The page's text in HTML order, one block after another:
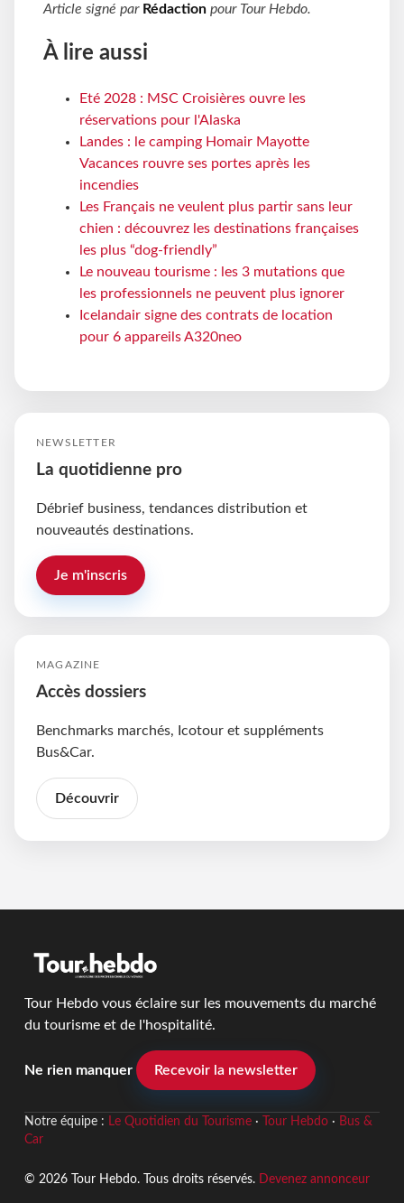
Article signé par Rédaction pour Tour Hebdo.
À lire aussi
Eté 2028 : MSC Croisières ouvre les
réservations pour l'Alaska
Landes : le camping Homair Mayotte
Vacances rouvre ses portes après les
incendies
Les Français ne veulent plus partir sans leur
chien : découvrez les destinations françaises
les plus “dog-friendly”
Le nouveau tourisme : les 3 mutations que
les professionnels ne peuvent plus ignorer
Icelandair signe des contrats de location
pour 6 appareils A320neo
NEWSLETTER
La quotidienne pro
Débrief business, tendances distribution et
nouveautés destinations.
Je m'inscris
MAGAZINE
Accès dossiers
Benchmarks marchés, Icotour et suppléments
Bus&Car.
Découvrir
Tour Hebdo vous éclaire sur les mouvements du marché
du tourisme et de l'hospitalité.
Ne rien manquer Recevoir la newsletter
Notre équipe : Le Quotidien du Tourisme· Tour Hebdo· Bus &
Car
© 2026 Tour Hebdo. Tous droits réservés. Devenez annonceur